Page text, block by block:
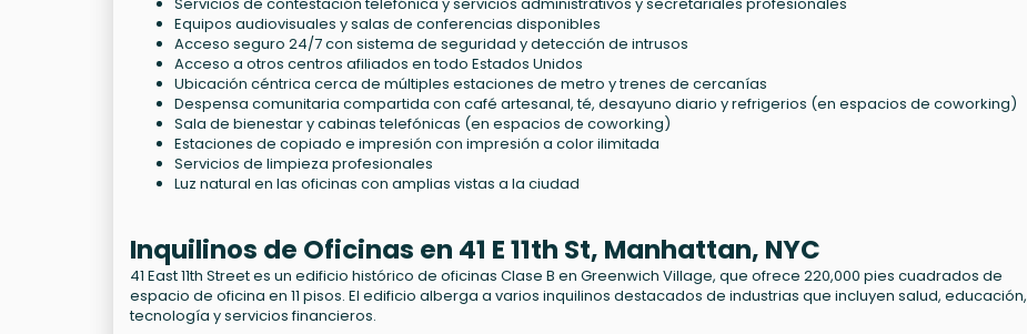
Equipos audiovisuales y salas de conferencias disponibles
Acceso seguro 24/7 con sistema de seguridad y detección de intrusos
Acceso a otros centros afiliados en todo Estados Unidos
Ubicación céntrica cerca de múltiples estaciones de metro y trenes de cercanías
Despensa comunitaria compartida con café artesanal, té, desayuno diario y refrigerios (en espacios de coworking)
Sala de bienestar y cabinas telefónicas (en espacios de coworking)
Estaciones de copiado e impresión con impresión a color ilimitada
Servicios de limpieza profesionales
Luz natural en las oficinas con amplias vistas a la ciudad
Inquilinos de Oficinas en 41 E 11th St, Manhattan, NYC
41 East 11th Street es un edificio histórico de oficinas Clase B en Greenwich Village, que ofrece 220,000 pies cuadrados de
espacio de oficina en 11 pisos. El edificio alberga a varios inquilinos destacados de industrias que incluyen salud, educación,
tecnología y servicios financieros.